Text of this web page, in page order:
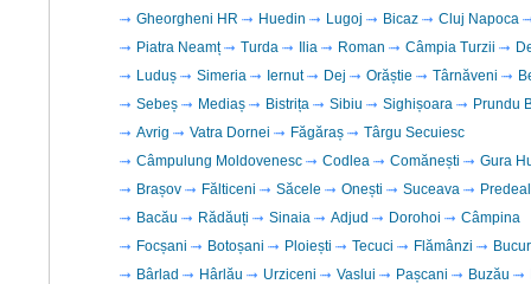
Gheorgheni HR
Huedin Lugoj Bicaz
Cluj Napoca
Piatra Neamț
Turda Ilia Roman Câmpia Turzii
Luduș
Simeria Iernut Dej Orăștie Târnăveni
Sebeș
Mediaș Bistrița Sibiu Sighișoara
Prundu
Avrig
Vatra Dornei Făgăraș
Târgu Secuiesc
Câmpulung Moldovenesc
Codlea Comănești
Gura
Brașov
Fălticeni Săcele Onești Suceava
Predeal
Bacău
Rădăuți Sinaia Adjud Dorohoi
Câmpina
Focșani
Botoșani Ploiești Tecuci Flămânzi
Bârlad
Hârlău Urziceni Vaslui Pașcani Buzău